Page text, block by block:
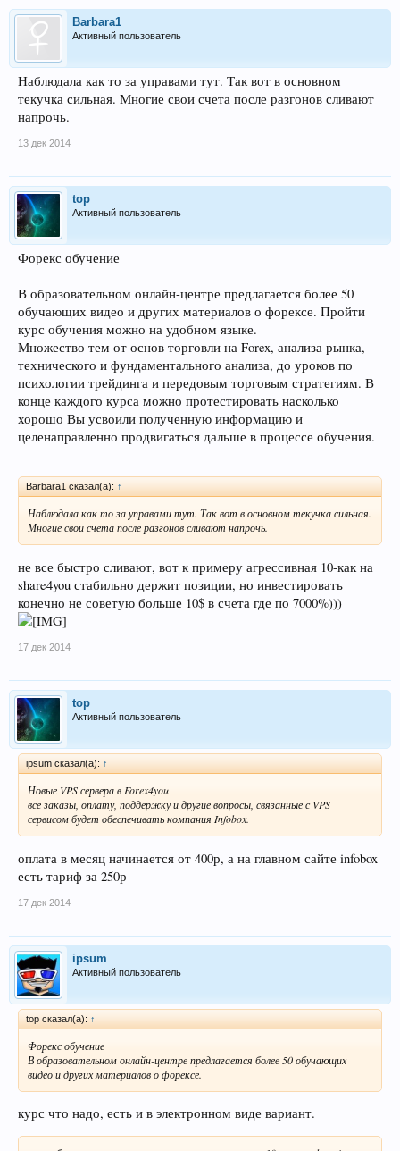
Barbara1
Активный пользователь
Наблюдала как то за управами тут. Так вот в основном
текучка сильная. Многие свои счета после разгонов сливают
напрочь.
13 дек 2014
top
Активный пользователь
Форекс обучение
В образовательном онлайн-центре предлагается более 50
обучающих видео и других материалов о форексе. Пройти
курс обучения можно на удобном языке.
Множество тем от основ торговли на Forex, анализа рынка,
технического и фундаментального анализа, до уроков по
психологии трейдинга и передовым торговым стратегиям. В
конце каждого курса можно протестировать насколько
хорошо Вы усвоили полученную информацию и
целенаправленно продвигаться дальше в процессе обучения.
Barbara1 сказал(а): ↑
Наблюдала как то за управами тут. Так вот в основном текучка сильная.
Многие свои счета после разгонов сливают напрочь.
не все быстро сливают, вот к примеру агрессивная 10-как на
share4you стабильно держит позиции, но инвестировать
конечно не советую больше 10$ в счета где по 7000%)))
17 дек 2014
top
Активный пользователь
ipsum сказал(а): ↑
Новые VPS сервера в Forex4you
все заказы, оплату, поддержку и другие вопросы, связанные с VPS
сервисом будет обеспечивать компания Infobox.
оплата в месяц начинается от 400р, а на главном сайте infobox
есть тариф за 250р
17 дек 2014
ipsum
Активный пользователь
top сказал(а): ↑
Форекс обучение
В образовательном онлайн-центре предлагается более 50 обучающих
видео и других материалов о форексе.
курс что надо, есть и в электронном виде вариант.